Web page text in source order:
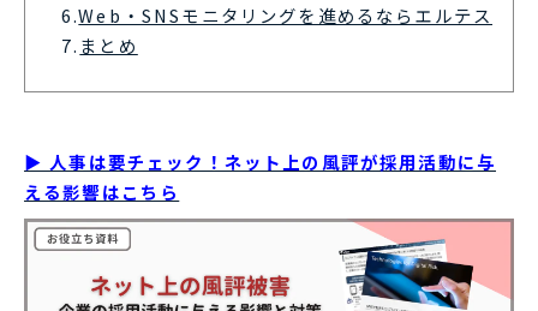
6.Web・SNSモニタリングを進めるならエルテス
7. まとめ
▶ 人事は要チェック！ネット上の風評が採用活動に与
える影響はこちら